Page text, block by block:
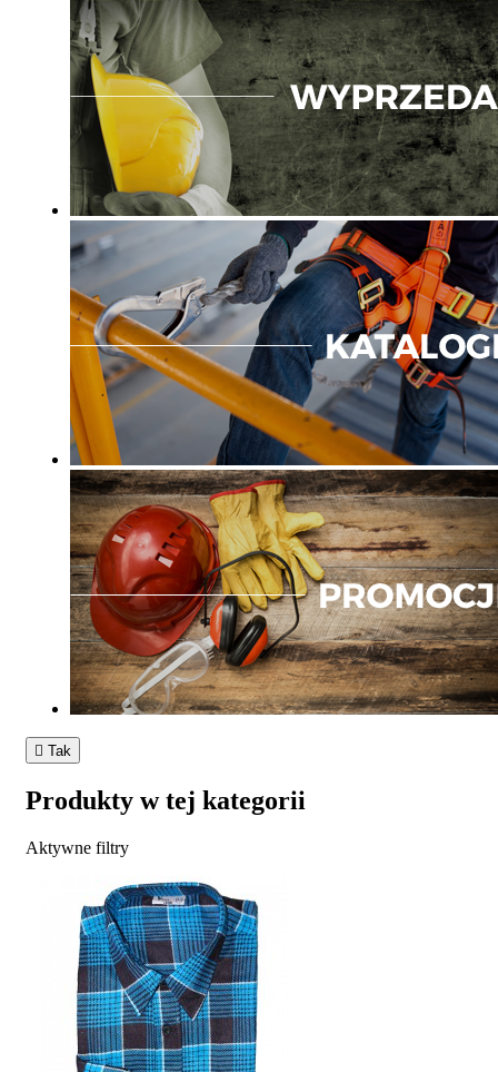
 Tak
Produkty w tej kategorii
Aktywne filtry